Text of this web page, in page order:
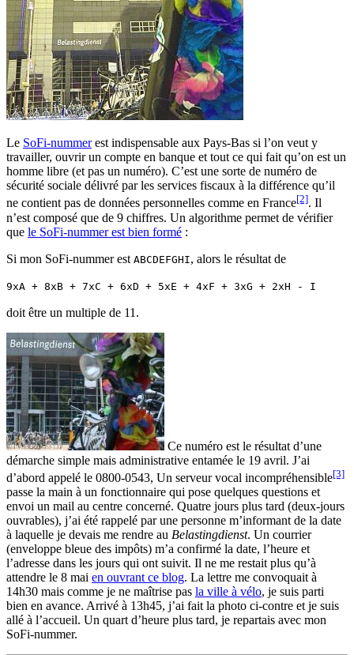
Le SoFi-nummerest indispensable aux Pays-Bas si l’on veut y
travailler, ouvrir un compte en banque et tout ce qui fait qu’on est un
homme libre (et pas un numéro). C’est une sorte de numéro de
sécurité sociale délivré par les services fiscaux à la différence qu’il
ne contient pas de données personnelles comme en France[2]. Il
n’est composé que de 9 chiffres. Un algorithme permet de vérifier
que le SoFi-nummer est bien formé :
Si mon SoFi-nummer est ABCDEFGHI, alors le résultat de
9xA + 8xB + 7xC + 6xD + 5xE + 4xF + 3xG + 2xH - I
doit être un multiple de 11.
Ce numéro est le résultat d’une
démarche simple mais administrative entamée le 19 avril. J’ai
d’abord appelé le 0800-0543, Un serveur vocal incompréhensible[3]
passe la main à un fonctionnaire qui pose quelques questions et
envoi un mail au centre concerné. Quatre jours plus tard (deux-jours
ouvrables), j’ai été rappelé par une personne m’informant de la date
à laquelle je devais me rendre au Belastingdienst. Un courrier
(enveloppe bleue des impôts) m’a confirmé la date, l’heure et
l’adresse dans les jours qui ont suivit. Il ne me restait plus qu’à
attendre le 8 mai en ouvrant ce blog. La lettre me convoquait à
14h30 mais comme je ne maîtrise pas la ville à vélo, je suis parti
bien en avance. Arrivé à 13h45, j’ai fait la photo ci-contre et je suis
allé à l’accueil. Un quart d’heure plus tard, je repartais avec mon
SoFi-nummer.